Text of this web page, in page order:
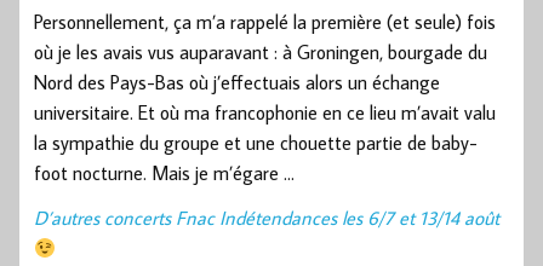
Personnellement, ça m’a rappelé la première (et seule) fois
où je les avais vus auparavant : à Groningen, bourgade du
Nord des Pays-Bas où j’effectuais alors un échange
universitaire. Et où ma francophonie en ce lieu m’avait valu
la sympathie du groupe et une chouette partie de baby-
foot nocturne. Mais je m’égare …
D’autres concerts Fnac Indétendances les 6/7 et 13/14 août